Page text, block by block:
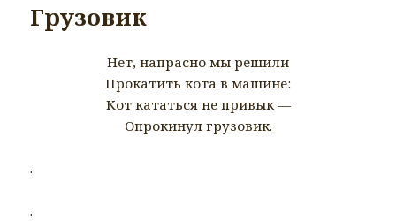
Грузовик
Нет, напрасно мы решили
Прокатить кота в машине:
Кот кататься не привык —
Опрокинул грузовик.
.
.